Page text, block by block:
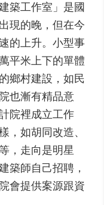
築工作室」是國
現的晚，但在今
的上升。小型事
平米上下的單體
鄉村建設，如民
也漸有精品意
院裡成立工作
，如胡同改造、
，走向是明星
築師自己招聘，
會提供案源跟資